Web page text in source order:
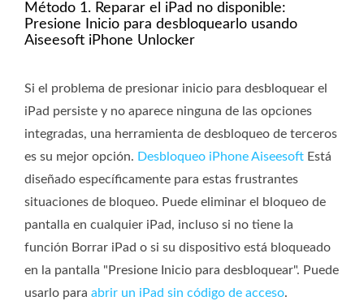
Método 1. Reparar el iPad no disponible:
Presione Inicio para desbloquearlo usando
Aiseesoft iPhone Unlocker
Si el problema de presionar inicio para desbloquear el
iPad persiste y no aparece ninguna de las opciones
integradas, una herramienta de desbloqueo de terceros
es su mejor opción. Desbloqueo iPhone Aiseesoft Está
diseñado específicamente para estas frustrantes
situaciones de bloqueo. Puede eliminar el bloqueo de
pantalla en cualquier iPad, incluso si no tiene la
función Borrar iPad o si su dispositivo está bloqueado
en la pantalla "Presione Inicio para desbloquear". Puede
usarlo para abrir un iPad sin código de acceso.